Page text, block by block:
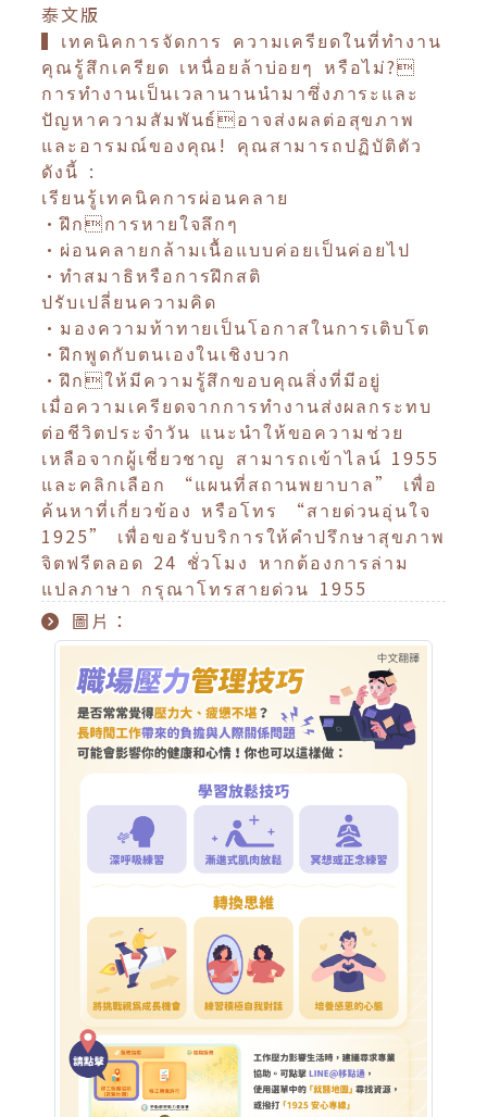
泰文版
▍เทคนิคการจัดการ ความเครียดในที่ทำงาน
คุณรู้สึกเครียด เหนื่อยล้าบ่อยๆ หรือไม่?
การทำงานเป็นเวลานานนำมาซึ่งภาระและ
ปัญหาความสัมพันธ์อาจส่งผลต่อสุขภาพ
และอารมณ์ของคุณ! คุณสามารถปฏิบัติตัว
ดังนี้ :
เรียนรู้เทคนิคการผ่อนคลาย
•ฝึกการหายใจลึกๆ
•ผ่อนคลายกล้ามเนื้อแบบค่อยเป็นค่อยไป
•ทำสมาธิหรือการฝึกสติ
ปรับเปลี่ยนความคิด
•มองความท้าทายเป็นโอกาสในการเติบโต
•ฝึกพูดกับตนเองในเชิงบวก
•ฝึกให้มีความรู้สึกขอบคุณสิ่งที่มีอยู่
เมื่อความเครียดจากการทำงานส่งผลกระทบ
ต่อชีวิตประจำวัน แนะนำให้ขอความช่วย
เหลือจากผู้เชี่ยวชาญ สามารถเข้าไลน์ 1955
และคลิกเลือก “แผนที่สถานพยาบาล” เพื่อ
ค้นหาที่เกี่ยวข้อง หรือโทร “สายด่วนอุ่นใจ
1925” เพื่อขอรับบริการให้คำปรึกษาสุขภาพ
จิตฟรีตลอด 24 ชั่วโมง หากต้องการล่าม
แปลภาษา กรุณาโทรสายด่วน 1955
圖片：